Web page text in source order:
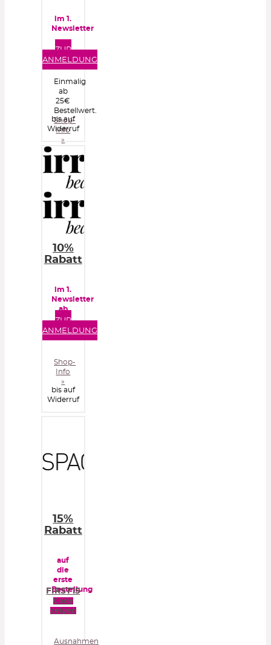
im 1.
Newsletter
ZUR
ANMELDUNG
Einmalig
ab
25€
Bestellwert.
Shop-
Info
»
bis auf
Widerruf
10%
Rabatt
im 1.
Newsletter
ab
40€
Bestellwert
ZUR
ANMELDUNG
Shop-
Info
»
bis auf
Widerruf
15%
Rabatt
auf
die
erste
Bestellung
FIRST15
Code
zeigen
Ausnahmen